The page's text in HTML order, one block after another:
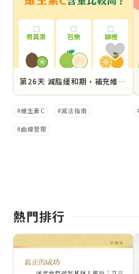
第26天 減脂緩和期，補充維生素C，身體笑CC
維生素C 減法指南
曲線管理
熱門排行